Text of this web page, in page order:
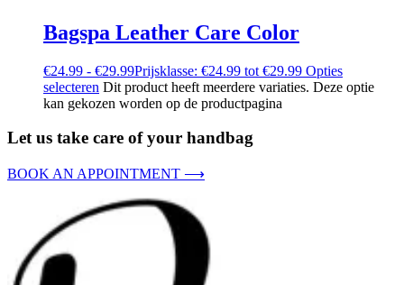
Bagspa Leather Care Color
€24.99 - €29.99Prijsklasse: €24.99 tot €29.99 Opties
selecteren Dit product heeft meerdere variaties. Deze optie
kan gekozen worden op de productpagina
Let us take care of your handbag
BOOK AN APPOINTMENT ⟶